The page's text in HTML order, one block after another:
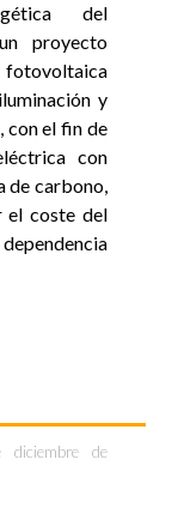
del
proyecto
y
con el fin de
con
de carbono,
el coste del
diciembre de